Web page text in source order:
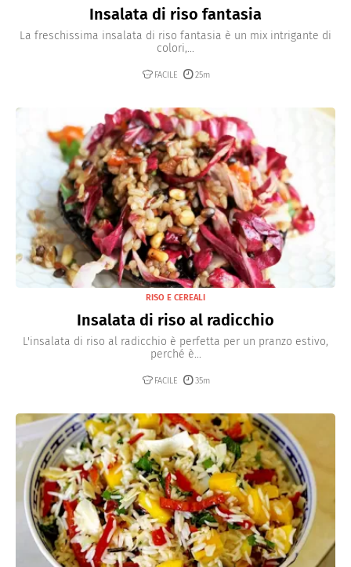
Insalata di riso fantasia
La freschissima insalata di riso fantasia è un mix intrigante di
colori,...
FACILE 25m
RISO E CEREALI
Insalata di riso al radicchio
L'insalata di riso al radicchio è perfetta per un pranzo estivo,
perché è...
FACILE 35m